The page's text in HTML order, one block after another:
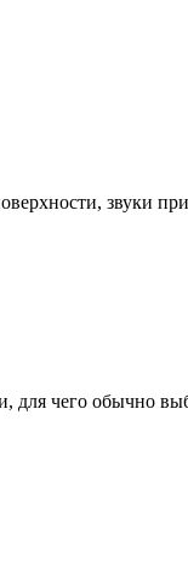
звуки
для чего обычно